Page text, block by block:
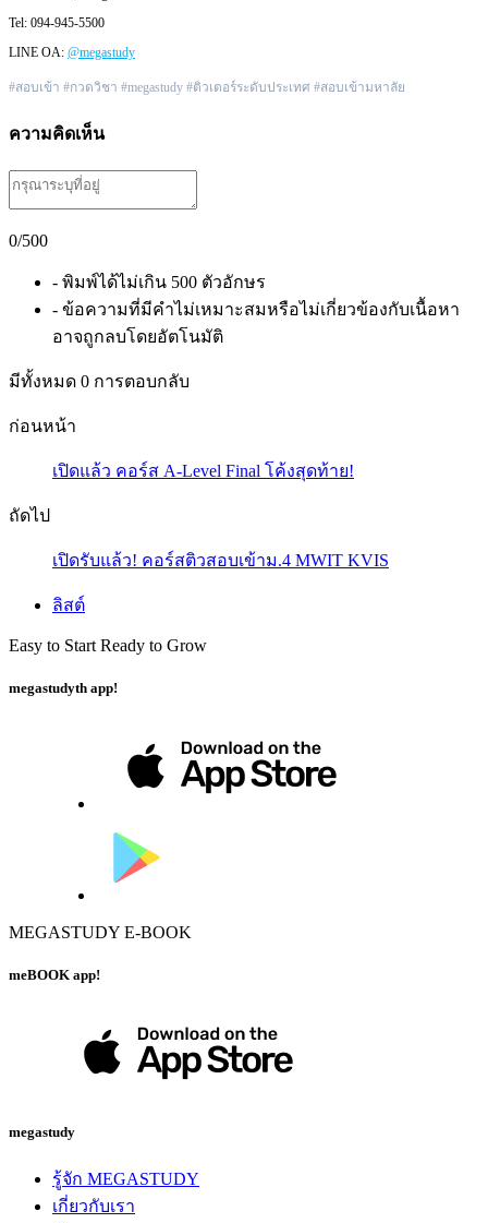
Tel: 094-945-5500
LINE OA: @megastudy
#สอบเข้า #กวดวิชา #megastudy #ติวเตอร์ระดับประเทศ #สอบเข้ามหาลัย
ความคิดเห็น
0/500
- พิมพ์ได้ไม่เกิน 500 ตัวอักษร
- ข้อความที่มีคำไม่เหมาะสมหรือไม่เกี่ยวข้องกับเนื้อหา
อาจถูกลบโดยอัตโนมัติ
มีทั้งหมด 0 การตอบกลับ
ก่อนหน้า
เปิดแล้ว คอร์ส A-Level Final โค้งสุดท้าย!
ถัดไป
เปิดรับแล้ว! คอร์สติวสอบเข้าม.4 MWIT KVIS
ลิสต์
Easy to Start Ready to Grow
megastudyth app!
MEGASTUDY E-BOOK
meBOOK app!
megastudy
รู้จัก MEGASTUDY
เกี่ยวกับเรา